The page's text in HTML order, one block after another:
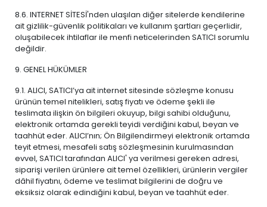
8.6. INTERNET SİTESİ'nden ulaşılan diğer sitelerde kendilerine
ait gizlilik-güvenlik politikaları ve kullanım şartları geçerlidir,
oluşabilecek ihtilaflar ile menfi neticelerinden SATICI sorumlu
değildir.
9. GENEL HÜKÜMLER
9.1. ALICI, SATICI’ya ait internet sitesinde sözleşme konusu
ürünün temel nitelikleri, satış fiyatı ve ödeme şekli ile
teslimata ilişkin ön bilgileri okuyup, bilgi sahibi olduğunu,
elektronik ortamda gerekli teyidi verdiğini kabul, beyan ve
taahhüt eder. ALICI’nın; Ön Bilgilendirmeyi elektronik ortamda
teyit etmesi, mesafeli satış sözleşmesinin kurulmasından
evvel, SATICI tarafından ALICI' ya verilmesi gereken adresi,
siparişi verilen ürünlere ait temel özellikleri, ürünlerin vergiler
dâhil fiyatını, ödeme ve teslimat bilgilerini de doğru ve
eksiksiz olarak edindiğini kabul, beyan ve taahhüt eder.